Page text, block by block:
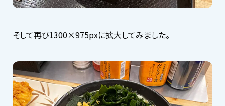
そして再び1300×975pxに拡大してみました。